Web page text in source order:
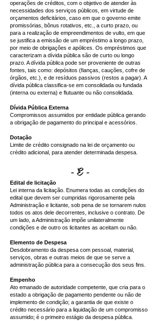
operações de créditos, com o objetivo de atender às
necessidades dos serviços públicos, em virtude de
orçamentos deficitários, caso em que o governo emite
promissórias, bônus rotativos, etc., a curto prazo, ou
para a realização de empreendimentos de vulto, em que
se justifica a emissão de um empréstimo a longo prazo,
por meio de obrigações e apólices. Os empréstimos que
caracterizam a dívida pública são de curto ou longo
prazo. A dívida pública pode ser proveniente de outras
fontes, tais como: depósitos (fianças, cauções, cofre de
órgãos, etc.), e de resíduos passivos (restos a pagar). A
dívida pública classifica-se em consolidada ou fundada
(interna ou externa) e flutuante ou não consolidada.
Dívida Pública Externa
Compromissos assumidos por entidade pública gerando
a obrigação de pagamento do principal e acessórios.
Dotação
Limite de crédito consignado na lei de orçamento ou
crédito adicional, para atender determinada despesa.
- E -
Edital de licitação
Lei interna da licitação. Enumera todas as condições do
edital que devem ser cumpridas rigorosamente pela
Administração e licitante, sob pena de se tornarem nulos
todos os atos dele decorrentes, inclusive o contrato. De
um lado, a Administração impõe unilateralmente
condições e de outro os licitantes as aceitam ou não.
Elemento de Despesa
Desdobramento da despesa com pessoal, material,
serviços, obras e outras meios de que se serve a
administração pública para a consecução dos seus fins.
Empenho
Ato emanado de autoridade competente, que cria para o
estado a obrigação de pagamento pendente ou não de
implemento de condição; a garantia de que existe o
crédito necessário para a liquidação de um compromisso
assumido; é o primeiro estágio da despesa pública.